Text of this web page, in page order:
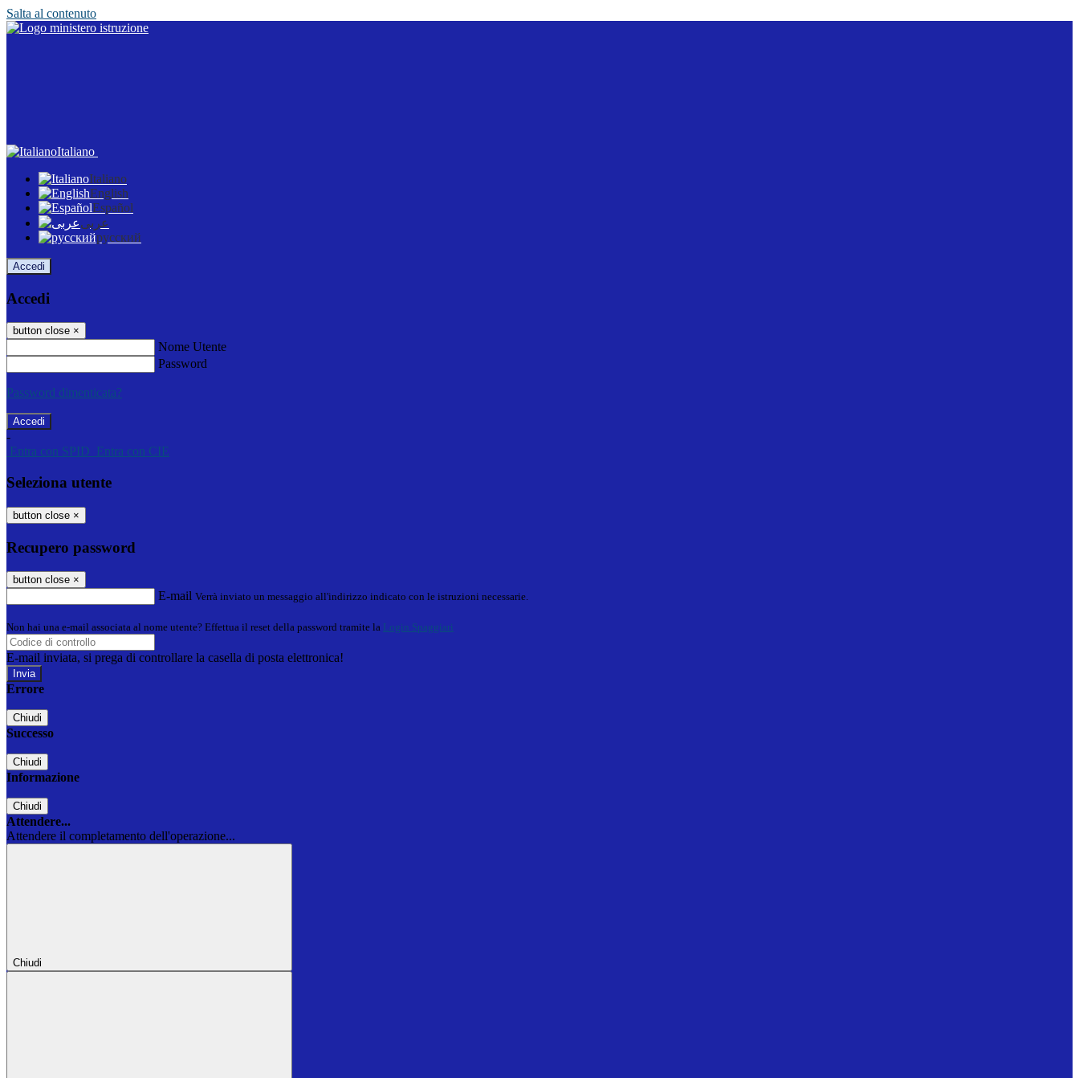
Salta al contenuto
Italiano
Italiano
English
Español
عربى
русский
Accedi
Accedi
button close ×
Nome Utente
Password
Password dimenticata?
-
Entra con SPID Entra con CIE
Seleziona utente
button close ×
Recupero password
button close ×
E-mail Verrà inviato un messaggio all'indirizzo indicato con le istruzioni necessarie.
Non hai una e-mail associata al nome utente? Effettua il reset della password tramite la Login Spaggiari
E-mail inviata, si prega di controllare la casella di posta elettronica!
Errore
Chiudi
Successo
Chiudi
Informazione
Chiudi
Attendere...
Attendere il completamento dell'operazione...
Chiudi